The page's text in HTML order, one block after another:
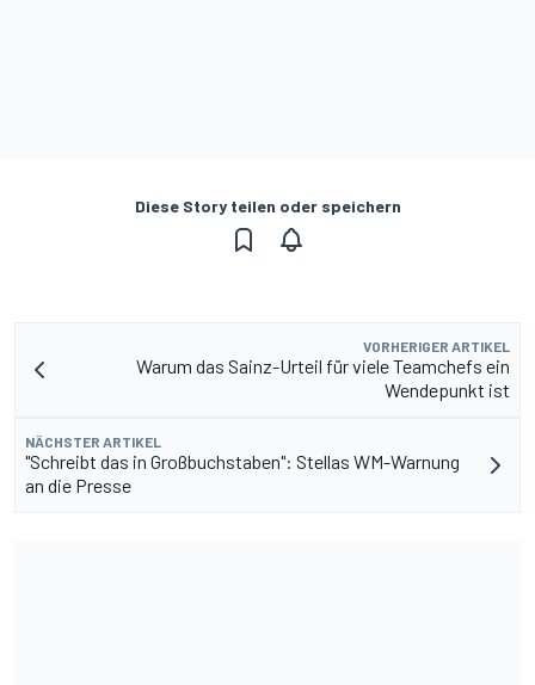
Diese Story teilen oder speichern
VORHERIGER ARTIKEL
Warum das Sainz-Urteil für viele Teamchefs ein
Wendepunkt ist
NÄCHSTER ARTIKEL
"Schreibt das in Großbuchstaben": Stellas WM-Warnung
an die Presse